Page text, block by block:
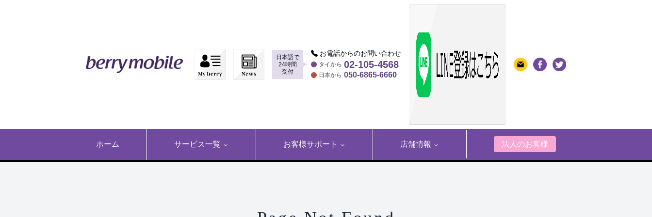
日本語で
24時間
受付
▶
お電話からのお問い合わせ
タイから 02-105-4568
日本から 050-6865-6660
ホーム サービス一覧 お客様サポート 店舗情報 法人のお客様